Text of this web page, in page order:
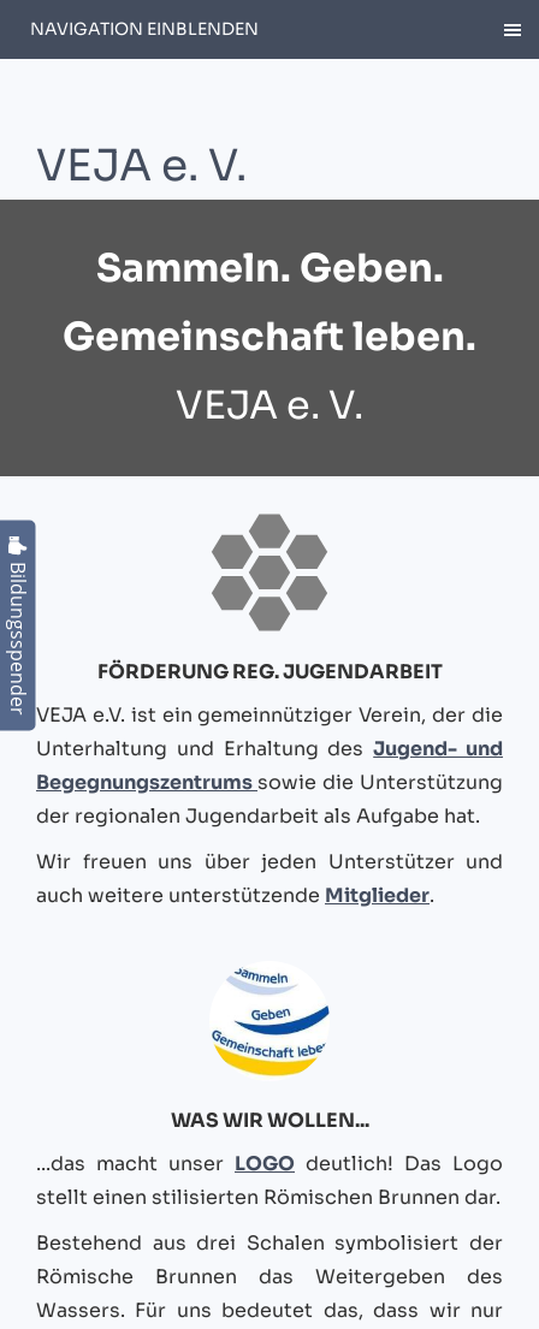
NAVIGATION EINBLENDEN
VEJA e. V.
Sammeln. Geben.
Gemeinschaft leben.
VEJA e. V.
FÖRDERUNG REG. JUGENDARBEIT
VEJA e.V. ist ein gemeinnütziger Verein, der die
Unterhaltung und Erhaltung desJugend- und
Begegnungszentrums sowie die Unterstützung
der regionalen Jugendarbeit als Aufgabe hat.
Wir freuen uns über jeden Unterstützer und
auch weitere unterstützende Mitglieder.
WAS WIR WOLLEN...
...das macht unser LOGO deutlich! Das Logo
stellt einen stilisierten Römischen Brunnen dar.
Bestehend aus drei Schalen symbolisiert der
Römische Brunnen das Weitergeben des
Wassers. Für uns bedeutet das, dass wir nur
Bildungsspender